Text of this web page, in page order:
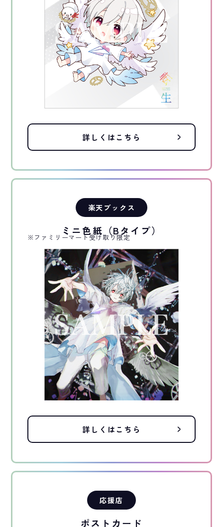
詳しくはこちら
楽天ブックス
※ファミリーマート受け取り限定
ミニ色紙（Bタイプ）
詳しくはこちら
応援店
ポストカード